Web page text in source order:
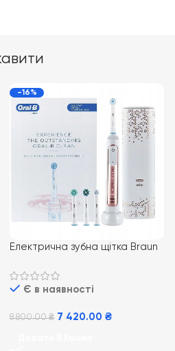
-16%
Електрична зубна щітка Braun
Gold + Etui USB
Є в наявності
8 800.00₴ 7 420.00₴